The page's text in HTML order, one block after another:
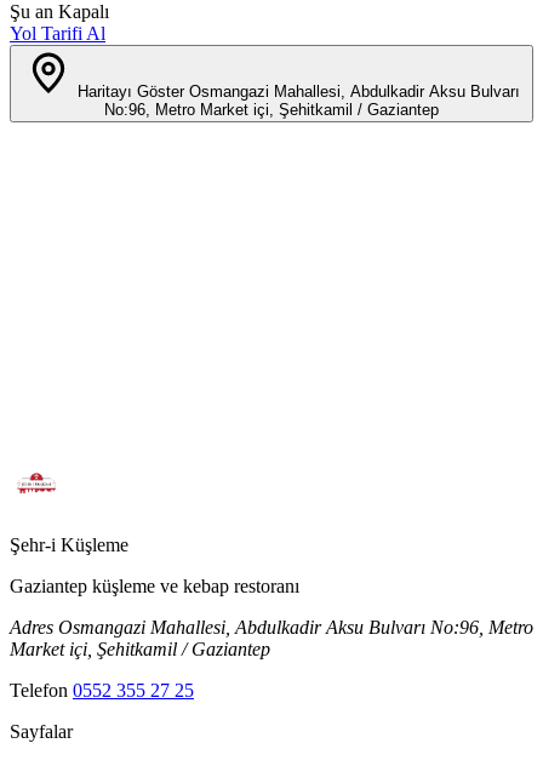
Şu an Kapalı
Yol Tarifi Al
Haritayı Göster Osmangazi Mahallesi, Abdulkadir Aksu Bulvarı
No:96, Metro Market içi, Şehitkamil / Gaziantep
Şehr-i Küşleme
Gaziantep küşleme ve kebap restoranı
Adres Osmangazi Mahallesi, Abdulkadir Aksu Bulvarı No:96, Metro
Market içi, Şehitkamil / Gaziantep
Telefon 0552 355 27 25
Sayfalar